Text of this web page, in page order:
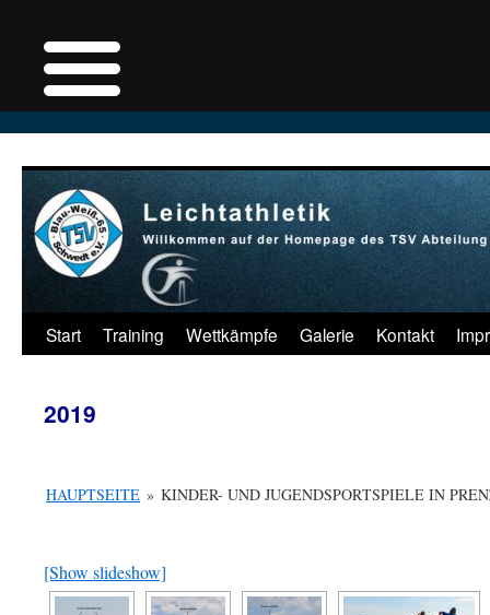
springen
Start Training Wettkämpfe Galerie Kontakt
2019
HAUPTSEITE » KINDER- UND JUGENDSPORTSPIELE IN
[Show slideshow]